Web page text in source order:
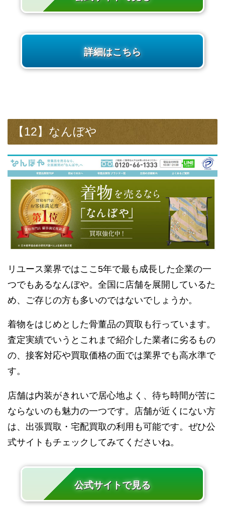
詳細はこちら
【12】なんぼや
リユース業界ではここ5年で最も成長した企業の一
つでもあるなんぼや。全国に店舗を展開しているた
め、ご存じの方も多いのではないでしょうか。
着物をはじめとした骨董品の買取も行っています。
査定実績でいうとこれまで紹介した業者に劣るもの
の、接客対応や買取価格の面では業界でも高水準で
す。
店舗は内装がきれいで居心地よく、待ち時間が苦に
ならないのも魅力の一つです。店舗が近くにない方
は、出張買取・宅配買取の利用も可能です。ぜひ公
式サイトもチェックしてみてくださいね。
公式サイトで見る